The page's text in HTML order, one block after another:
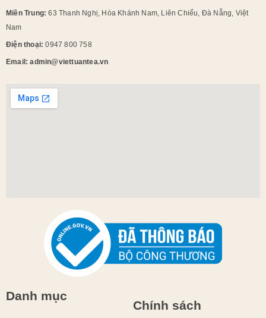
Miền Trung:63 Thanh Nghị, Hòa Khánh Nam, Liên Chiểu, Đà Nẵng, Việt
Nam
Điện thoại:0947 800 758
Email: admin@viettuantea.vn
Danh mục
Chính sách